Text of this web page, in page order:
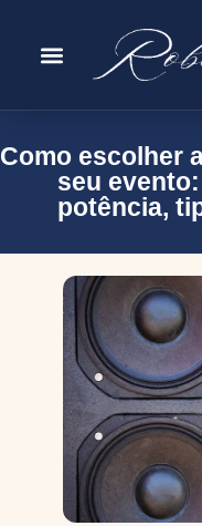
Como escolher
seu
potência,